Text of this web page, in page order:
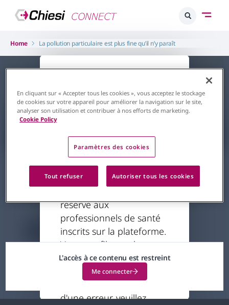
Home La pollution particulaire est plus fine qu’il n’y paraît
contenu est
restreint
Le contenu auquel vous
réservé aux
professionnels de santé
inscrits sur la plateforme.
Votre profil actuel ne
vous permet pas
d'accéder à ce contenu.
Si vous pensez qu'il s'agit
d'une erreur, veuillez
Asthme
La pollution particulaire est plus
fine qu’il n’y paraît
15 minutes
L'accès à ce contenu est restreint
Me connecter
En cliquant sur « Accepter tous les cookies », vous acceptez le stockage
de cookies sur votre appareil pour améliorer la navigation sur le site,
analyser son utilisation et contribuer à nos efforts de marketing.
Cookie Policy
Paramètres des cookies
Tout refuser Autoriser tous les cookies